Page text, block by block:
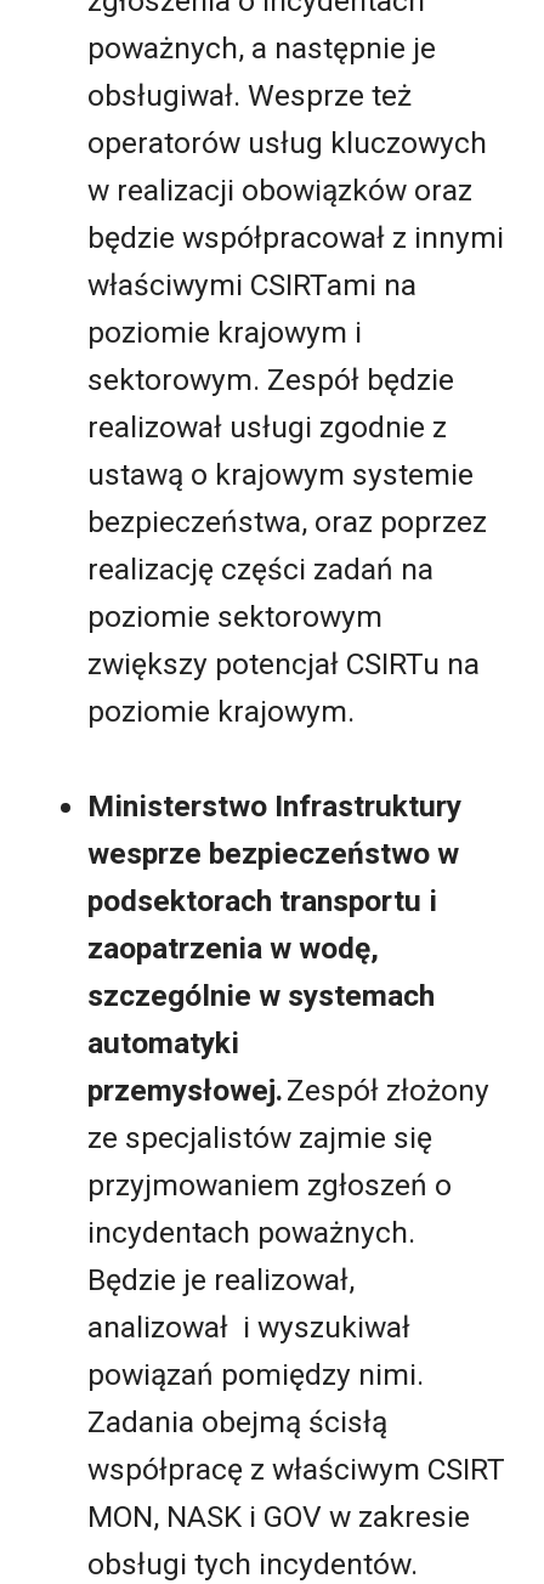
poważnych, a następnie je
obsługiwał. Wesprze też
operatorów usług kluczowych
w realizacji obowiązków oraz
będzie współpracował z innymi
właściwymi CSIRTami na
poziomie krajowym i
sektorowym. Zespół będzie
realizował usługi zgodnie z
ustawą o krajowym systemie
bezpieczeństwa, oraz poprzez
realizację części zadań na
poziomie sektorowym
zwiększy potencjał CSIRTu na
poziomie krajowym.
Ministerstwo Infrastruktury
wesprze bezpieczeństwo w
podsektorach transportu i
zaopatrzenia w wodę,
szczególnie w systemach
automatyki
przemysłowej.Zespół złożony
ze specjalistów zajmie się
przyjmowaniem zgłoszeń o
incydentach poważnych.
Będzie je realizował,
analizował i wyszukiwał
powiązań pomiędzy nimi.
Zadania obejmą ścisłą
współpracę z właściwym CSIRT
MON, NASK i GOV w zakresie
obsługi tych incydentów.